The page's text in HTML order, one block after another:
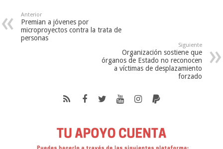
Anterior
Premian a jóvenes por
microproyectos contra la trata de
personas
Siguiente
Organización sostiene que
órganos de Estado no reconocen
a víctimas de desplazamiento
forzado